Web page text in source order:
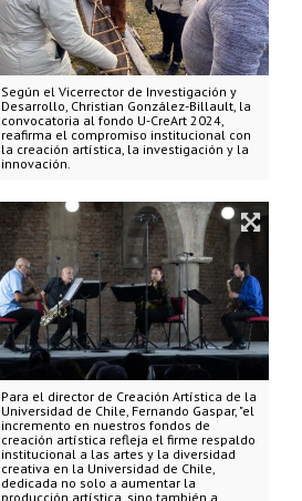
Según el Vicerrector de Investigación y
Desarrollo, Christian González-Billault, la
convocatoria al fondo U-CreArt 2024,
reafirma el compromiso institucional con
la creación artística, la investigación y la
innovación.
Para el director de Creación Artística de la
Universidad de Chile, Fernando Gaspar, "el
incremento en nuestros fondos de
creación artística refleja el firme respaldo
institucional a las artes y la diversidad
creativa en la Universidad de Chile,
dedicada no solo a aumentar la
producción artística, sino también a